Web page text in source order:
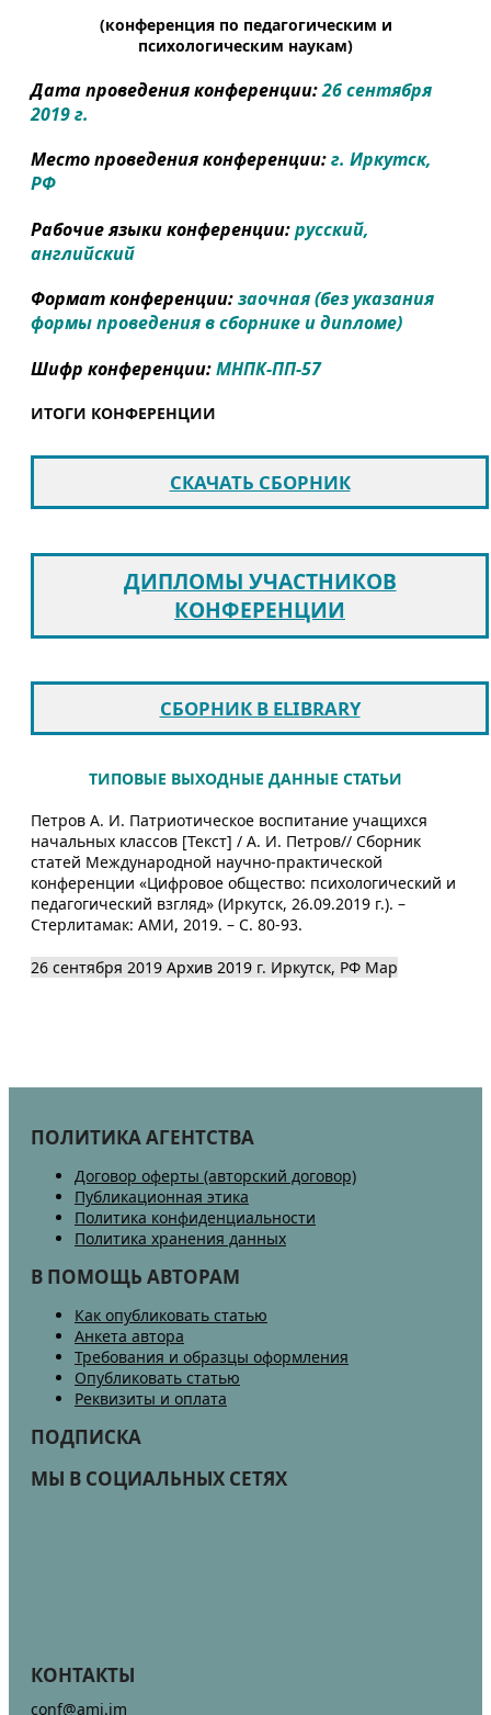
(конференция по педагогическим и
психологическим наукам)
Дата проведения конференции:26 сентября
2019 г.
Место проведения конференции:г. Иркутск,
РФ
Рабочие языки конференции:русский,
английский
Формат конференции:заочная (без указания
формы проведения в сборнике и дипломе)
Шифр конференции:МНПК-ПП-57
ИТОГИ КОНФЕРЕНЦИИ
СКАЧАТЬ СБОРНИК
ДИПЛОМЫ УЧАСТНИКОВ
КОНФЕРЕНЦИИ
СБОРНИК В ELIBRARY
ТИПОВЫЕ ВЫХОДНЫЕ ДАННЫЕ СТАТЬИ
Петров А. И. Патриотическое воспитание учащихся
начальных классов [Текст] / А. И. Петров// Сборник
статей Международной научно-практической
конференции «Цифровое общество: психологический и
педагогический взгляд» (Иркутск, 26.09.2019 г.). –
Стерлитамак: АМИ, 2019. – С. 80-93.
26 сентября 2019 Архив 2019 г. Иркутск, РФ Map
ПОЛИТИКА АГЕНТСТВА
Договор оферты (авторский договор)
Публикационная этика
Политика конфиденциальности
Политика хранения данных
В ПОМОЩЬ АВТОРАМ
Как опубликовать статью
Анкета автора
Требования и образцы оформления
Опубликовать статью
Реквизиты и оплата
ПОДПИСКА
МЫ В СОЦИАЛЬНЫХ СЕТЯХ
КОНТАКТЫ
conf@ami.im